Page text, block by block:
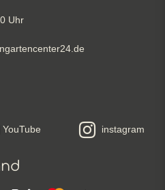
Uhr
YouTube instagram